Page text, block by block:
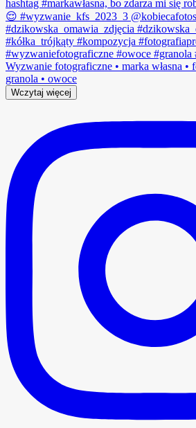
Wczytaj więcej